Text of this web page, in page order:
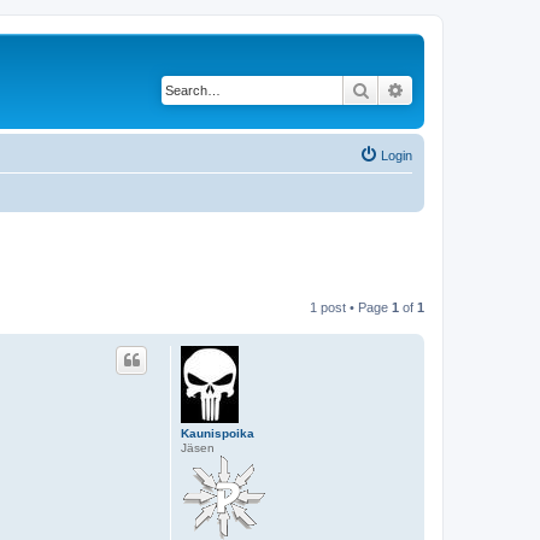
Search
Login
1 post • Page 1 of 1
Kaunispoika
Jäsen